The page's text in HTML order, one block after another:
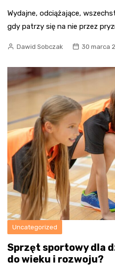
Wydajne, odciążające,
gdy patrzy się na nie przez
Dawid Sobczak 30 marca
Uncategorized
Sprzęt sportowy dla
do wieku i rozwoju?